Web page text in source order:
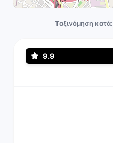
Ταξινόμηση κατά:
9.9